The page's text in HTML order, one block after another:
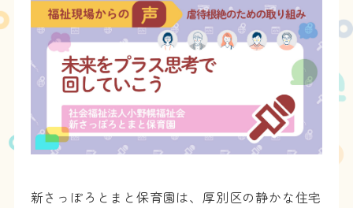
新さっぽろとまと保育園は、厚別区の静かな住宅